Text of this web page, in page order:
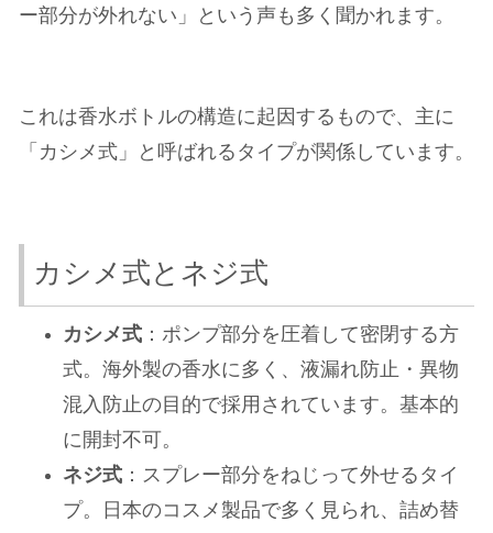
ー部分が外れない」という声も多く聞かれます。
これは香水ボトルの構造に起因するもので、主に
「カシメ式」と呼ばれるタイプが関係しています。
カシメ式とネジ式
カシメ式：ポンプ部分を圧着して密閉する方
式。海外製の香水に多く、液漏れ防止・異物
混入防止の目的で採用されています。基本的
に開封不可。
ネジ式：スプレー部分をねじって外せるタイ
プ。日本のコスメ製品で多く見られ、詰め替